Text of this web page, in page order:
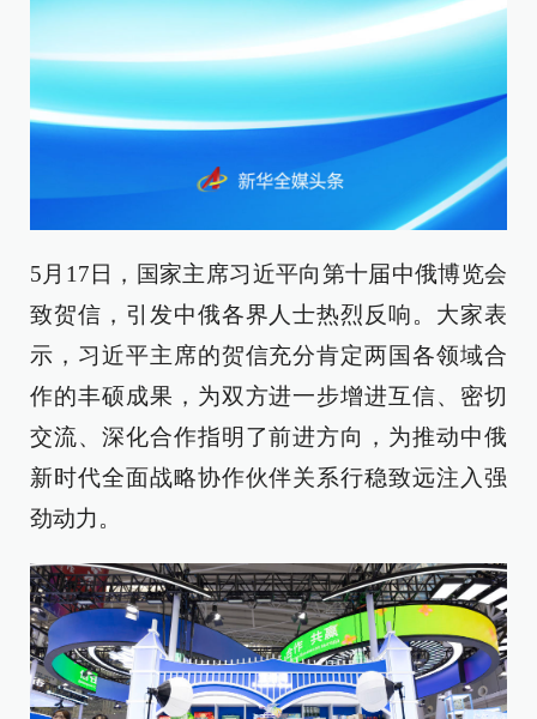
5月17日，国家主席习近平向第十届中俄博览会
致贺信，引发中俄各界人士热烈反响。大家表
示，习近平主席的贺信充分肯定两国各领域合
作的丰硕成果，为双方进一步增进互信、密切
交流、深化合作指明了前进方向，为推动中俄
新时代全面战略协作伙伴关系行稳致远注入强
劲动力。